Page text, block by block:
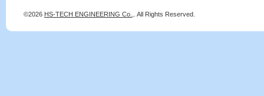
©2026 HS-TECH ENGINEERING Co., . All Rights Reserved.